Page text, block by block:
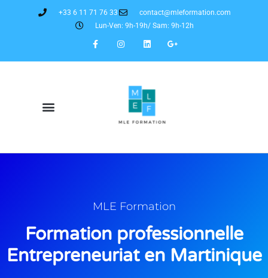
+33 6 11 71 76 33
contact@mleformation.com
Lun-Ven: 9h-19h/ Sam: 9h-12h
MLE Formation
Formation professionnelle
Entrepreneuriat en Martinique